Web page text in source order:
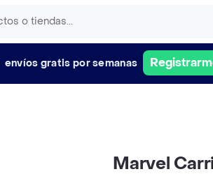
envíos gratis por semanas
Marvel